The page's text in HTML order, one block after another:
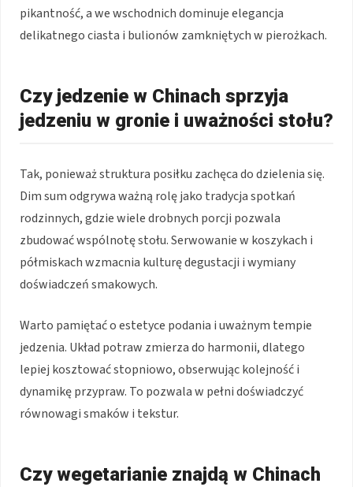
pikantność, a we wschodnich dominuje elegancja
delikatnego ciasta i bulionów zamkniętych w pierożkach.
Czy jedzenie w Chinach sprzyja
jedzeniu w gronie i uważności stołu?
Tak, ponieważ struktura posiłku zachęca do dzielenia się.
Dim sum odgrywa ważną rolę jako tradycja spotkań
rodzinnych, gdzie wiele drobnych porcji pozwala
zbudować wspólnotę stołu. Serwowanie w koszykach i
półmiskach wzmacnia kulturę degustacji i wymiany
doświadczeń smakowych.
Warto pamiętać o estetyce podania i uważnym tempie
jedzenia. Układ potraw zmierza do harmonii, dlatego
lepiej kosztować stopniowo, obserwując kolejność i
dynamikę przypraw. To pozwala w pełni doświadczyć
równowagi smaków i tekstur.
Czy wegetarianie znajdą w Chinach